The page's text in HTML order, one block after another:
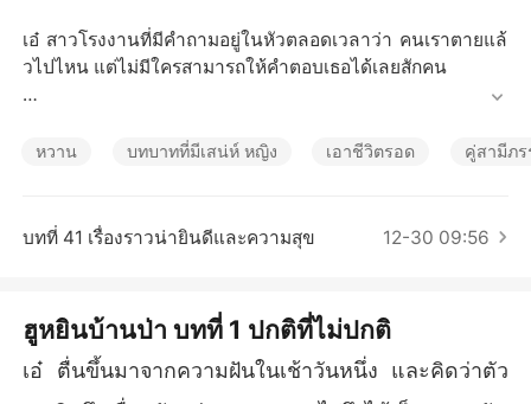
เอ๋ สาวโรงงานที่มีคำถามอยู่ในหัวตลอดเวลาว่า คนเราตายแล้
วไปไหน แต่ไม่มีใครสามารถให้คำตอบเธอได้เลยสักคน
หรือแม้กระทั่งพ่อแม่ของเธอเองที่เพิ่งจะเสียไปเมื่อ 3เดือนก่อน
เพื่อนสนิท ที่เหลืออยู่เพียงหนึ่งเดียว เช่น พร
น ชลดา บอกกับเธอว่า หลังจากที่ตายไปแล้วชลดาก็ไปมีสามีแ
ละมีลูก
เธอยังพูดกับชลดาว่า มันจะเป็นไปได้ยังไง ตายแล้วไหนจะไปมี
หวาน บทบาทที่มีเสน่ห์ หญิง เอาชีวิตรอด คู่สามีภร
บทที่ 41 เรื่องราวน่ายินดีและความสุข 12-30 09:56
ฮูหยินบ้านป่า บทที่ 1 ปกติที่ไม่ปกติ
เอ๋ ตื่นขึ้นมาจากความฝันในเช้าวันหนึ่ง และคิดว่าตัว